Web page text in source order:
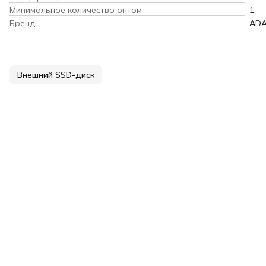
Минимальное количество оптом
1
Бренд
Внешний SSD-диск